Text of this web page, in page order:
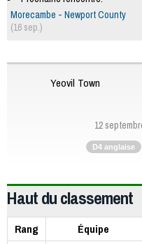
Morecambe - Newport County
(16 sep.)
Yeovil Town
12
D4 anglaise
Haut du classement
Rang Équipe